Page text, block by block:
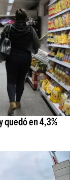
quedó en 4,3%